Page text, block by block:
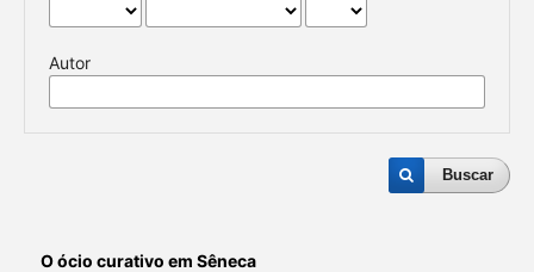
Autor
Buscar
O ócio curativo em Sêneca